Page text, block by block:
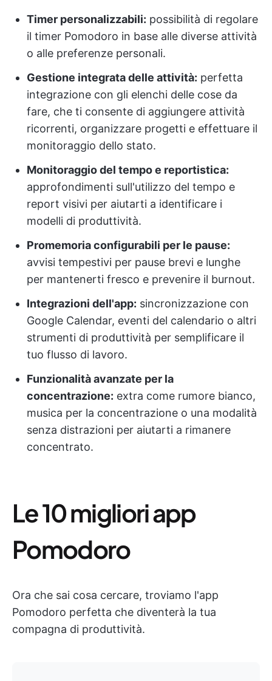
Timer personalizzabili: possibilità di regolare
il timer Pomodoro in base alle diverse attività
o alle preferenze personali.
Gestione integrata delle attività: perfetta
integrazione con gli elenchi delle cose da
fare, che ti consente di aggiungere attività
ricorrenti, organizzare progetti e effettuare il
monitoraggio dello stato.
Monitoraggio del tempo e reportistica:
approfondimenti sull'utilizzo del tempo e
report visivi per aiutarti a identificare i
modelli di produttività.
Promemoria configurabili per le pause:
avvisi tempestivi per pause brevi e lunghe
per mantenerti fresco e prevenire il burnout.
Integrazioni dell'app: sincronizzazione con
Google Calendar, eventi del calendario o altri
strumenti di produttività per semplificare il
tuo flusso di lavoro.
Funzionalità avanzate per la
concentrazione: extra come rumore bianco,
musica per la concentrazione o una modalità
senza distrazioni per aiutarti a rimanere
concentrato.
Le 10 migliori app
Pomodoro
Ora che sai cosa cercare, troviamo l'app
Pomodoro perfetta che diventerà la tua
compagna di produttività.